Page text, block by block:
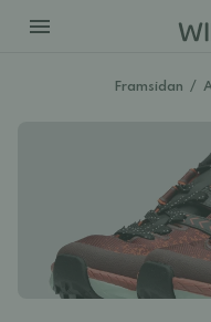
Framsidan /